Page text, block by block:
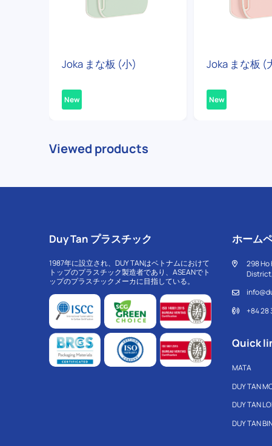
Joka まな板 (小)
New
Joka まな板 (
New
Viewed products
Duy Tan プラスチック
1987年に設立され、DUY TANはベトナムにおけて
トップのプラスチック製造者であり、ASEANでト
ップのプラスチックメーカに目指している。
ホーム
298 Ho
+84 28
Quick
MATA
DUY TAN
DUY TAN
DUY TAN